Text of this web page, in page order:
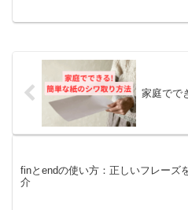
家庭でで
finとendの使い方：正しいフレーズ
介